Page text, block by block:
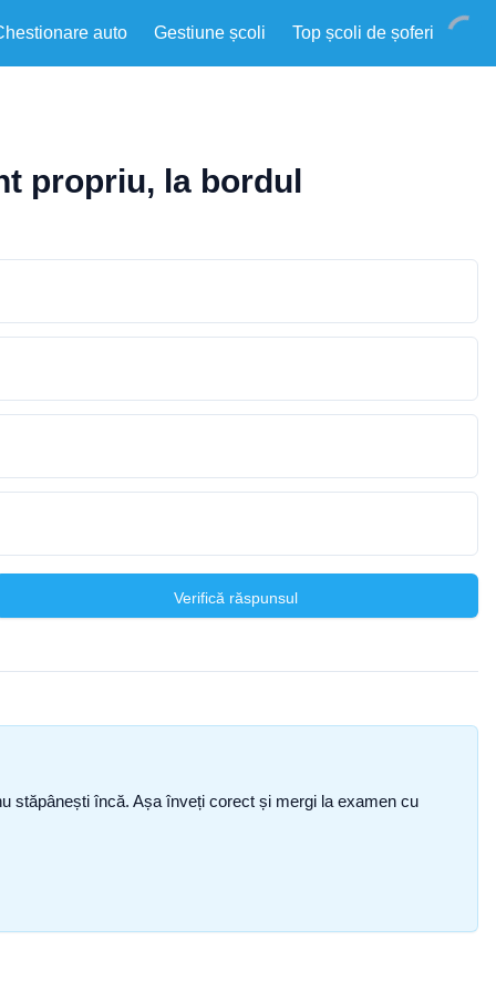
auto Gestiune școli Top școli de șoferi
propriu, la bordul
Verifică răspunsul
stăpânești încă. Așa înveți corect și mergi la examen cu